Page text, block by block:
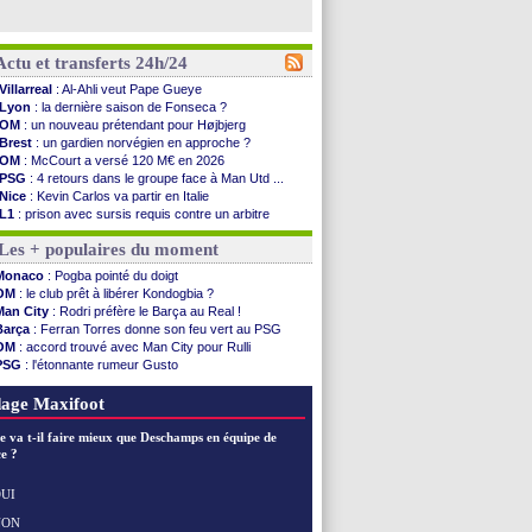
et transferts 24h/24
Villarreal : Al-Ahli veut Pape Gueye
Lyon : la dernière saison de Fonseca ?
OM : un nouveau prétendant pour Højbjerg
Brest : un gardien norvégien en approche ?
OM : McCourt a versé 120 M€ en 2026
PSG : 4 retours dans le groupe face à Man Utd ...
Nice : Kevin Carlos va partir en Italie
L1 : prison avec sursis requis contre un arbitre
Leganés: c'est signé pour Luca Zidane (off.)
Atletico: Ruggeri en route pour Aston Villa
Monaco: Filipe Luis soutient Biereth
Lyon: Mangala prêté à Getafe (officiel)
PSG: Nsoki va signer en Croatie
Arsenal : Naples vise Gabriel Jesus
Real: Mastantuono prêté à la Fiorentina (off.)
Man City : accord avec le Barça pour Rodri ?
Rennes: Haise a prolongé (officiel)
OM: B. Genesio - "ce n'est pas idéal"
PSG: Liverpool va proposer 115 M€ pour ...
Norvège
Monaco
+ populaires du moment
: Pogba pointé du doigt
: le club prêt à libérer Kondogbia ?
City : Rodri préfère le Barça au Real !
: Ferran Torres donne son feu vert au PSG
: accord trouvé avec Man City pour Rulli
: l'étonnante rumeur Gusto
: Owori battu à mort à Kampala
Maxifoot
va t-il faire mieux que Deschamps en équipe de
?